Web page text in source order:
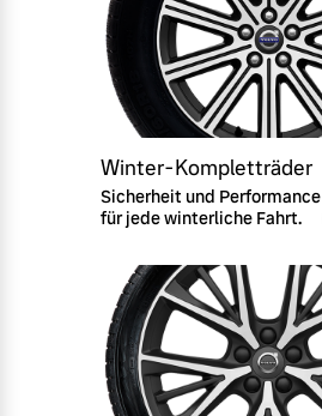
Winter-Kompletträder
Sicherheit und Performance
für jede winterliche Fahrt.